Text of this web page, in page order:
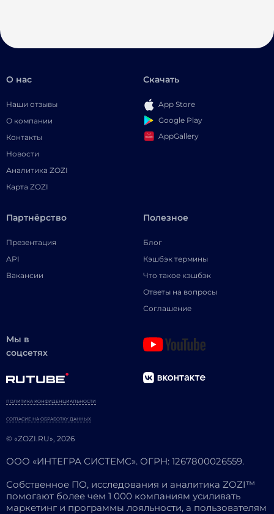
О нас
Наши отзывы
О компании
Контакты
Новости
Аналитика ZOZI
Карта ZOZI
Скачать
App Store
Google Play
AppGallery
Партнёрство
Презентация
API
Вакансии
Полезное
Блог
Кэшбэк термины
Что такое кэшбэк
Ответы на вопросы
Соглашение
Мы в
соцсетях
© «ZOZI.RU», 2026
ПОЛИТИКА КОНФИДЕНЦИАЛЬНОСТИ
СОГЛАСИЕ НА ОБРАБОТКУ ДАННЫХ
ООО «ИНТЕГРА СИСТЕМС». ОГРН: 1267800026559.
Собственное ПО, исследования и аналитика ZOZI™
помогают более чем 1 000 компаниям усиливать
маркетинг и программы лояльности, а пользователям